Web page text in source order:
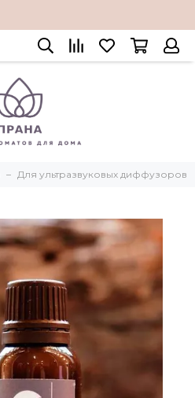
Для ультразвуковых диффузоров